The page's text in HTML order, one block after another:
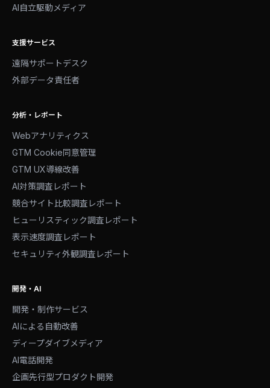
AI自立駆動メディア
支援サービス
遠隔サポートデスク
外部データ責任者
分析・レポート
Webアナリティクス
GTM Cookie同意管理
GTM UX導線改善
AI対策調査レポート
競合サイト比較調査レポート
ヒューリスティック調査レポート
表示速度調査レポート
セキュリティ外観調査レポート
開発・AI
開発・制作サービス
AIによる自動改善
ディープダイブメディア
AI電話開発
企画先行型プロダクト開発